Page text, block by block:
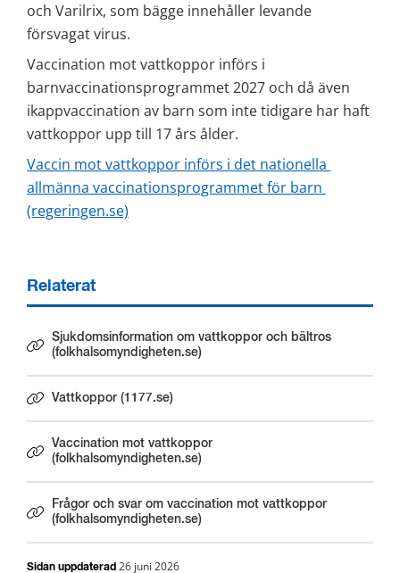
och Varilrix, som bägge innehåller levande
försvagat virus.
Vaccination mot vattkoppor införs i
barnvaccinationsprogrammet 2027 och då även
ikappvaccination av barn som inte tidigare har haft
vattkoppor upp till 17 års ålder.
Vaccin mot vattkoppor införs i det nationella
allmänna vaccinationsprogrammet för barn
(regeringen.se)
Relaterat
Sjukdomsinformation om vattkoppor och bältros
(folkhalsomyndigheten.se)
Länk till annan webbplats.
Vattkoppor (1177.se)
Länk till annan webbplats.
Vaccination mot vattkoppor
(folkhalsomyndigheten.se)
Länk till annan webbplats.
Frågor och svar om vaccination mot vattkoppor
(folkhalsomyndigheten.se)
Länk till annan webbplats.
Sidan uppdaterad 26 juni 2026